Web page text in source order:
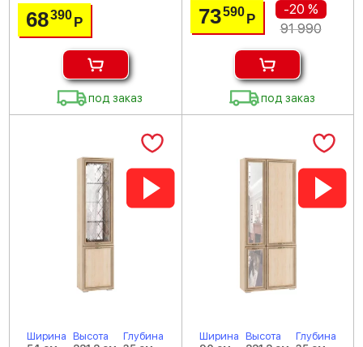
68390Р
под заказ
73590 Р
-20 %
91 990
под заказ
Ширина
Высота
Глубина
Ширина Высота
Глубина